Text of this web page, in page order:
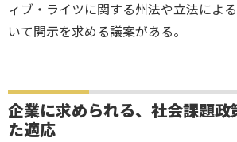
ィブ・ライツに関する州法や立法によ
いて開示を求める議案がある。
企業に求められる、社会課題政
た適応